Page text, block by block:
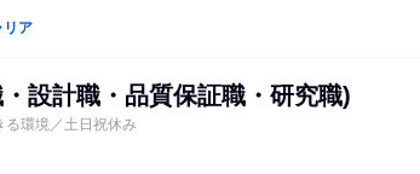
リア
設計職・品質保証職・研究職)
る環境／土日祝休み